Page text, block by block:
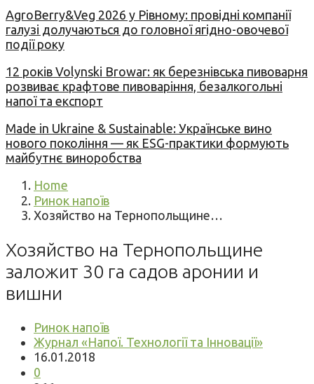
AgroBerry&Veg 2026 у Рівному: провідні компанії
галузі долучаються до головної ягідно-овочевої
події року
12 років Volynski Browar: як березнівська пивоварня
розвиває крафтове пивоваріння, безалкогольні
напої та експорт
Made in Ukraine & Sustainable: Українське вино
нового покоління — як ESG-практики формують
майбутнє виноробства
Home
Ринок напоїв
Хозяйство на Тернопольщине…
Хозяйство на Тернопольщине
заложит 30 га садов аронии и
вишни
Ринок напоїв
Журнал «Напої. Технології та Інновації»
16.01.2018
0